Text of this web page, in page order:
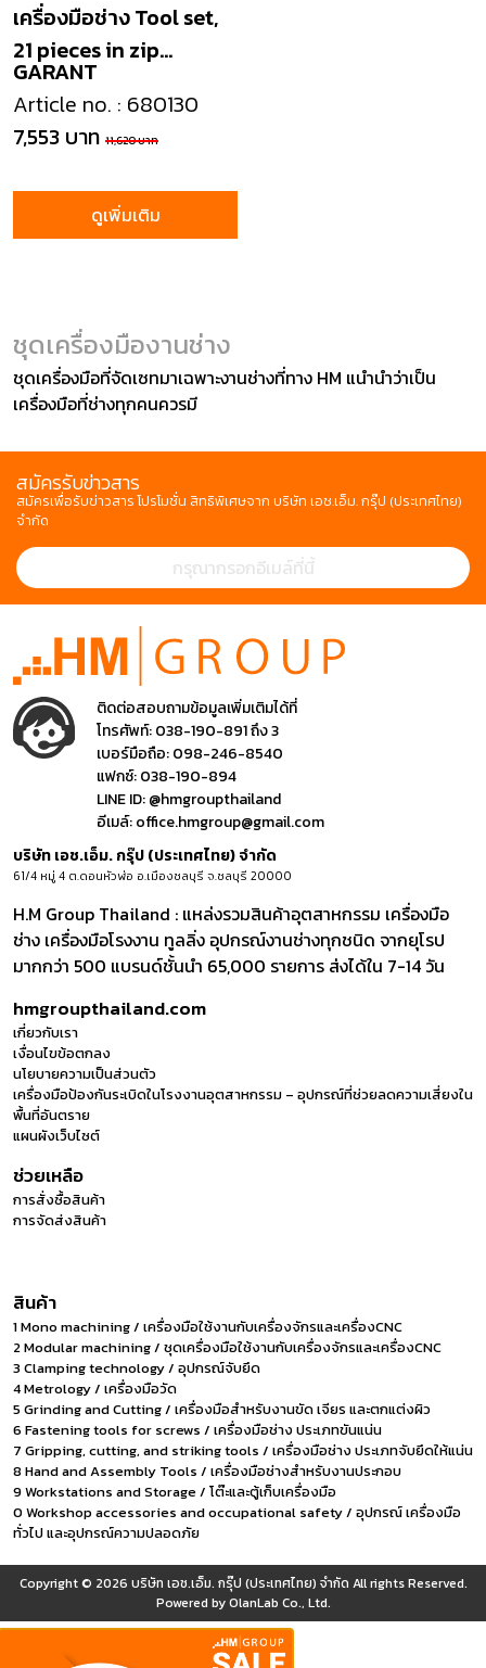
GARANT
เครื่องมือช่าง Tool set,
21 pieces in zip
fastener case
Article no. : 680130
7,553 บาท 11,620 บาท
ดูเพิ่มเติม
ชุดเครื่องมืองานช่าง
ชุดเครื่องมือที่จัดเซทมาเฉพาะงานช่างที่ทาง HM แนำนำว่าเป็น
เครื่องมือที่ช่างทุกคนควรมี
สมัครรับข่าวสาร
สมัครเพื่อรับข่าวสาร โปรโมชั่น สิทธิพิเศษจาก บริษัท เอช.เอ็ม. กรุ๊ป (ประเทศไทย)
จำกัด
ติดต่อสอบถามข้อมูลเพิ่มเติมได้ที่
โทรศัพท์:038-190-891 ถึง 3
เบอร์มือถือ:098-246-8540
แฟกซ์:038-190-894
LINE ID:@hmgroupthailand
อีเมล์:office.hmgroup@gmail.com
บริษัท เอช.เอ็ม. กรุ๊ป (ประเทศไทย) จำกัด
61/4 หมู่ 4 ต.ดอนหัวฬ่อ อ.เมืองชลบุรี จ.ชลบุรี 20000
H.M Group Thailand : แหล่งรวมสินค้าอุตสาหกรรม เครื่องมือ
ช่าง เครื่องมือโรงงาน ทูลลิ่ง อุปกรณ์งานช่างทุกชนิด จากยุโรป
มากกว่า 500 แบรนด์ชั้นนำ 65,000 รายการ ส่งได้ใน 7-14 วัน
hmgroupthailand.com
เกี่ยวกับเรา
เงื่อนไขข้อตกลง
นโยบายความเป็นส่วนตัว
เครื่องมือป้องกันระเบิดในโรงงานอุตสาหกรรม – อุปกรณ์ที่ช่วยลดความเสี่ยงใน
พื้นที่อันตราย
แผนผังเว็บไซต์
ช่วยเหลือ
การสั่งซื้อสินค้า
การจัดส่งสินค้า
สินค้า
1 Mono machining / เครื่องมือใช้งานกับเครื่องจักรและเครื่องCNC
2 Modular machining / ชุดเครื่องมือใช้งานกับเครื่องจักรและเครื่องCNC
3 Clamping technology / อุปกรณ์จับยึด
4 Metrology / เครื่องมือวัด
5 Grinding and Cutting / เครื่องมือสำหรับงานขัด เจียร และตกแต่งผิว
6 Fastening tools for screws / เครื่องมือช่าง ประเภทขันแน่น
7 Gripping, cutting, and striking tools / เครื่องมือช่าง ประเภทจับยึดให้แน่น
8 Hand and Assembly Tools / เครื่องมือช่างสำหรับงานประกอบ
9 Workstations and Storage / โต๊ะและตู้เก็บเครื่องมือ
0 Workshop accessories and occupational safety / อุปกรณ์ เครื่องมือ
ทั่วไป และอุปกรณ์ความปลอดภัย
Copyright © 2026 บริษัท เอช.เอ็ม. กรุ๊ป (ประเทศไทย) จำกัด All rights Reserved.
Powered byOlanLab Co., Ltd.